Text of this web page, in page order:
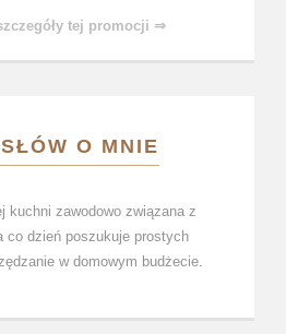
tej promocji ⇒
O MNIE
kuchni zawodowo związana z
co dzień poszukuje prostych
w domowym budżecie.